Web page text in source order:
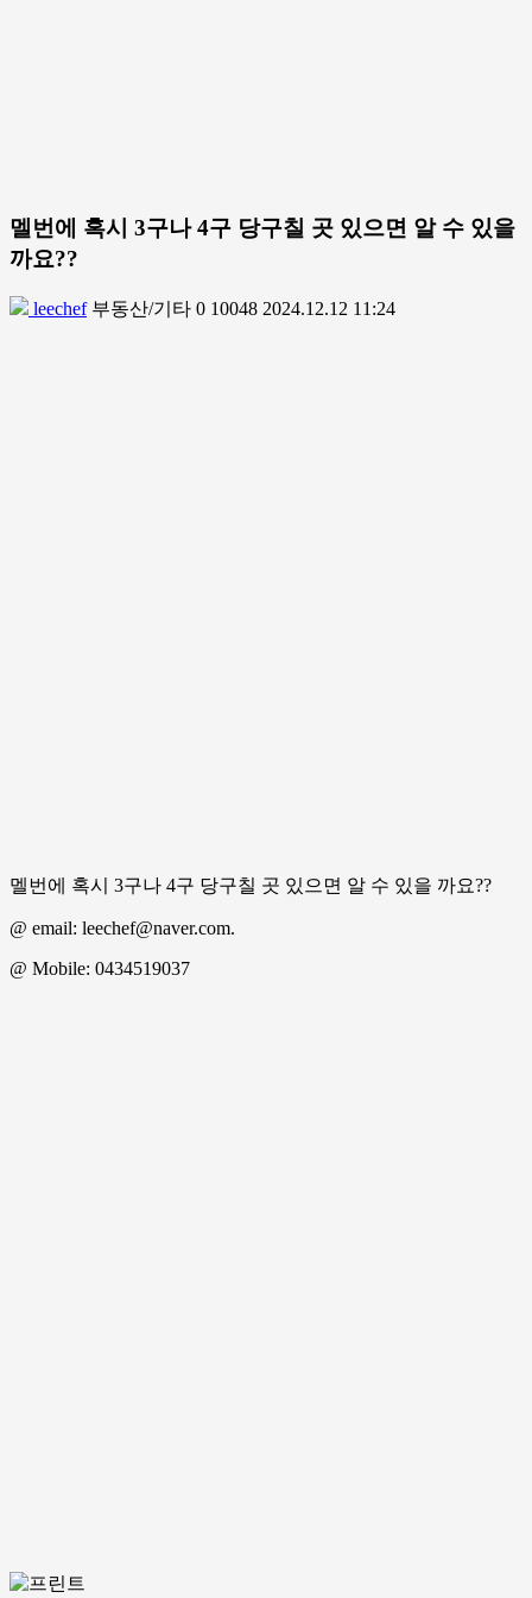
멜번에 혹시 3구나 4구 당구칠 곳 있으면 알 수 있을
까요??
leechef 부동산/기타 0 10048 2024.12.12 11:24
멜번에 혹시 3구나 4구 당구칠 곳 있으면 알 수 있을 까요??
@ email: leechef@naver.com.
@ Mobile: 0434519037